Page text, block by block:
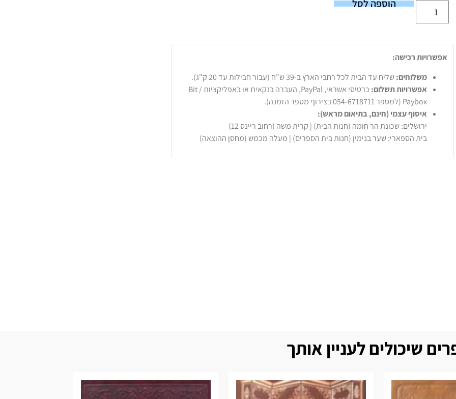
הוספה לסל
אפשרויות רכישה:
משלוחים:שליח עד הבית לכל רחבי הארץ ב-39 ש"ח (עבור חבילות עד 20 ק"ג).
אפשרויות תשלום:
כרטיסי אשראי, PayPal, העברה בנקאית או באפליקציות Bit /
Paybox (למספר 054-6718711 בצירוף מספר הזמנה).
איסוף עצמי (חינם, בתיאום מראש):
ירושלים: שכונת הר חומה (חנות הבית) | קרית משה (רחוב ריינס 12)
בית הספארי: שער בנימין (חנות בית הספרים) | מעלה מכמש (מחסן ההוצאה)
שיכולים לעניין אותך